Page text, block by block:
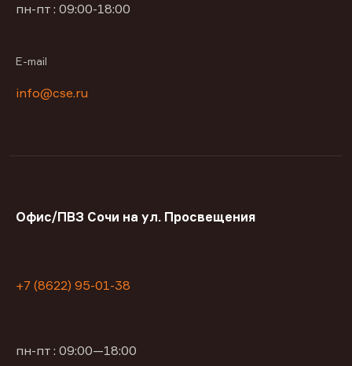
пн-пт : 09:00-18:00
E-mail
info@cse.ru
Офис/ПВЗ Сочи на ул. Просвещения
+7 (8622) 95-01-38
пн-пт : 09:00—18:00